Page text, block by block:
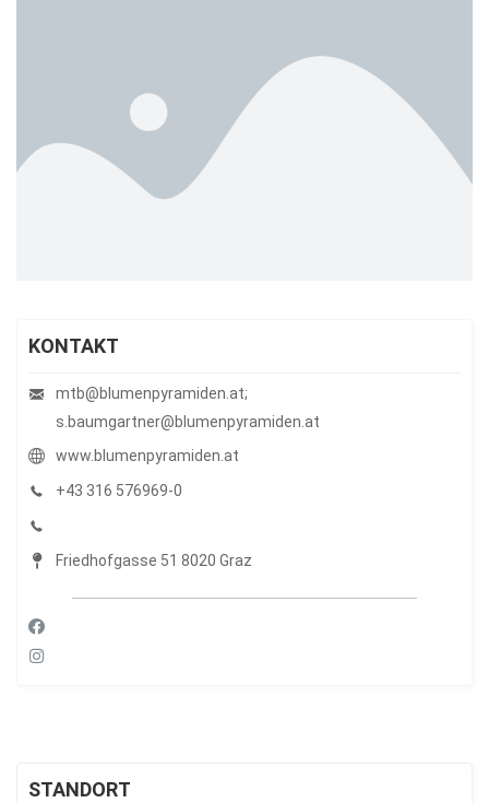
KONTAKT
mtb@blumenpyramiden.at;
s.baumgartner@blumenpyramiden.at
www.blumenpyramiden.at
+43 316 576969-0
Friedhofgasse 51 8020 Graz
STANDORT